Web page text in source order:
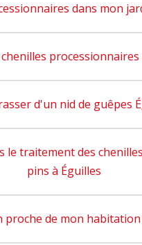
dans mon
d'un nid de guêpes
le traitement des
pins à Éguilles
proche de mon habitation